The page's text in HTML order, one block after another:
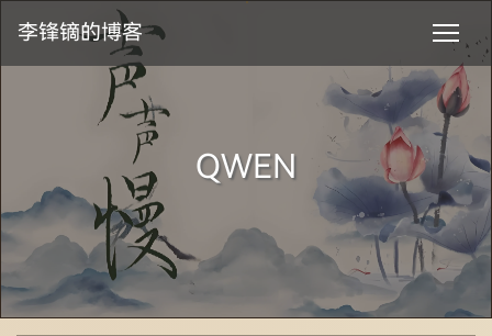
李锋镝的博客
QWEN